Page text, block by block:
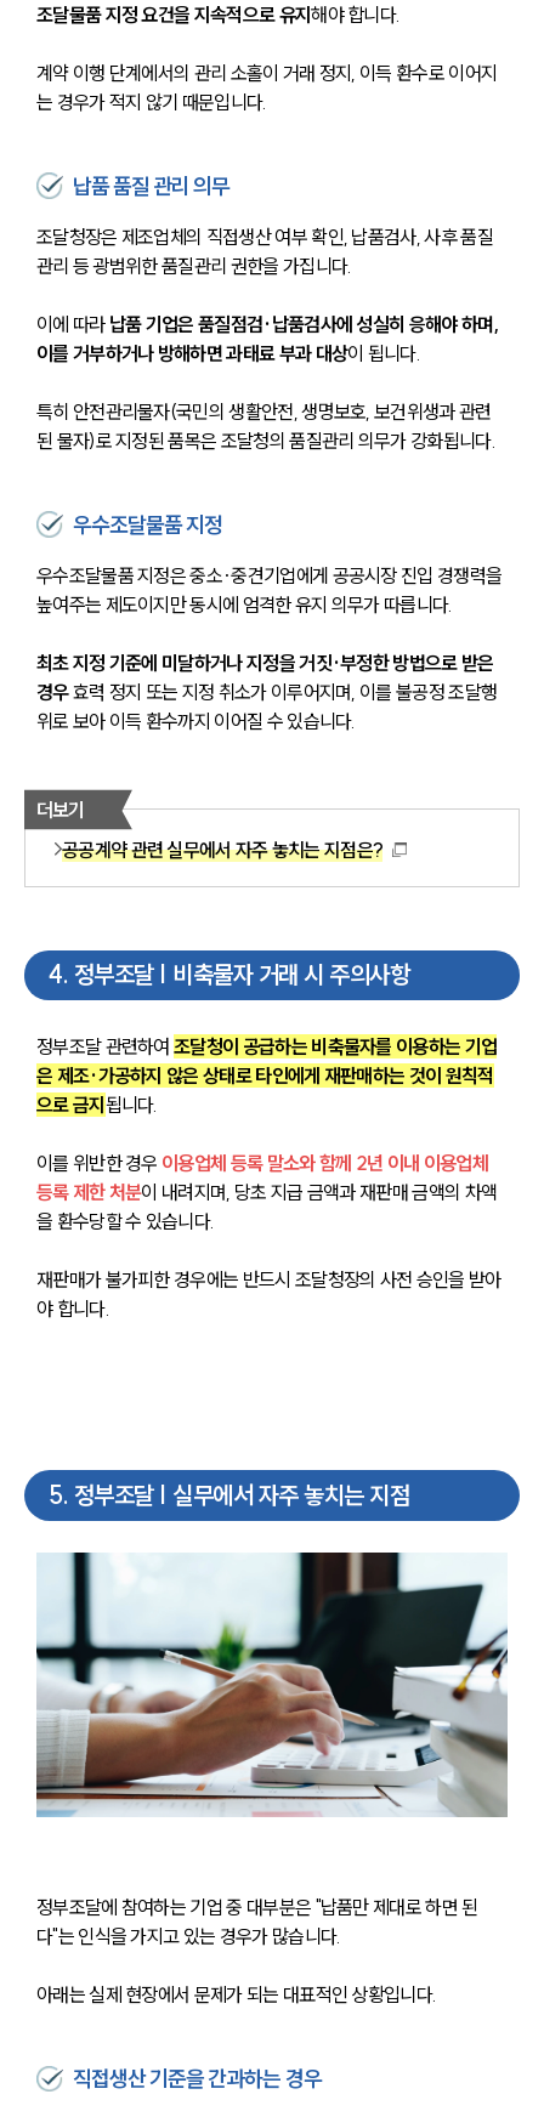
조달물품 지정 요건을 지속적으로 유지해야 합니다.
계약 이행 단계에서의 관리 소홀이 거래 정지, 이득 환수로 이어지
는 경우가 적지 않기 때문입니다.
납품 품질 관리 의무
조달청장은 제조업체의 직접생산 여부 확인, 납품검사, 사후 품질
관리 등 광범위한 품질관리 권한을 가집니다.
이에 따라 납품 기업은 품질점검·납품검사에 성실히 응해야 하며,
이를 거부하거나 방해하면 과태료 부과 대상이 됩니다.
특히 안전관리물자(국민의 생활안전, 생명보호, 보건위생과 관련
된 물자)로 지정된 품목은 조달청의 품질관리 의무가 강화됩니다.
우수조달물품 지정
우수조달물품 지정은 중소·중견기업에게 공공시장 진입 경쟁력을
높여주는 제도이지만 동시에 엄격한 유지 의무가 따릅니다.
최초 지정 기준에 미달하거나 지정을 거짓·부정한 방법으로 받은
경우 효력 정지 또는 지정 취소가 이루어지며, 이를 불공정 조달행
위로 보아 이득 환수까지 이어질 수 있습니다.
더보기
공공계약 관련 실무에서 자주 놓치는 지점은?
4. 정부조달 | 비축물자 거래 시 주의사항
정부조달 관련하여 조달청이 공급하는 비축물자를 이용하는 기업
은 제조·가공하지 않은 상태로 타인에게 재판매하는 것이 원칙적
으로 금지 됩니다.
이를 위반한 경우 이용업체 등록 말소와 함께 2년 이내 이용업체
등록 제한 처분이 내려지며, 당초 지급 금액과 재판매 금액의 차액
을 환수당할 수 있습니다.
재판매가 불가피한 경우에는 반드시 조달청장의 사전 승인을 받아
야 합니다.
5. 정부조달 | 실무에서 자주 놓치는 지점
정부조달에 참여하는 기업 중 대부분은 "납품만 제대로 하면 된
다"는 인식을 가지고 있는 경우가 많습니다.
아래는 실제 현장에서 문제가 되는 대표적인 상황입니다.
직접생산 기준을 간과하는 경우